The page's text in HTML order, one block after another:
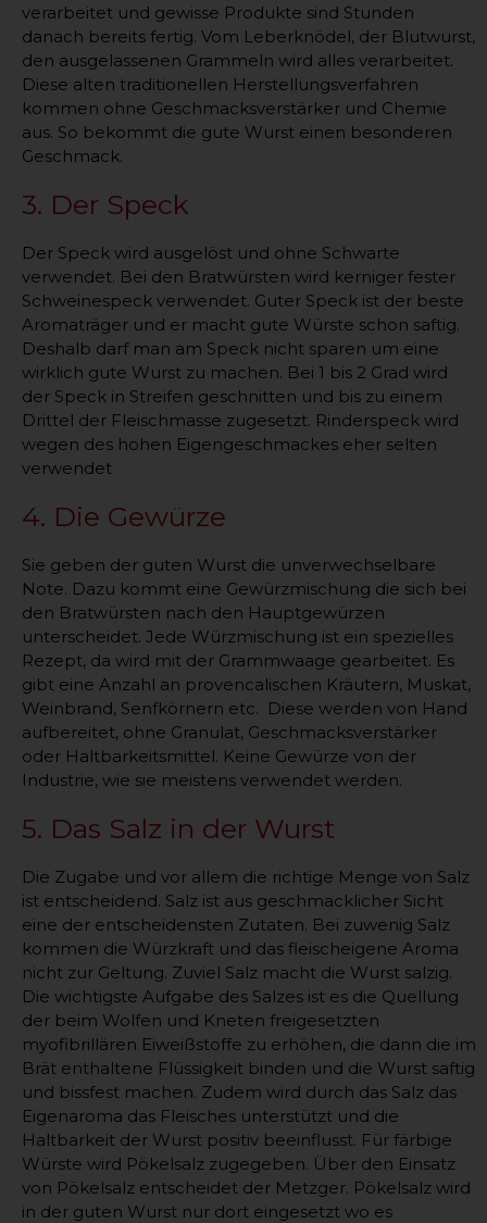
verarbeitet und gewisse Produkte sind Stunden
danach bereits fertig. Vom Leberknödel, der Blutwurst,
den ausgelassenen Grammeln wird alles verarbeitet.
Diese alten traditionellen Herstellungsverfahren
kommen ohne Geschmacksverstärker und Chemie
aus. So bekommt die gute Wurst einen besonderen
Geschmack.
3. Der Speck
Der Speck wird ausgelöst und ohne Schwarte
verwendet. Bei den Bratwürsten wird kerniger fester
Schweinespeck verwendet. Guter Speck ist der beste
Aromaträger und er macht gute Würste schon saftig.
Deshalb darf man am Speck nicht sparen um eine
wirklich gute Wurst zu machen. Bei 1 bis 2 Grad wird
der Speck in Streifen geschnitten und bis zu einem
Drittel der Fleischmasse zugesetzt. Rinderspeck wird
wegen des hohen Eigengeschmackes eher selten
verwendet
4. Die Gewürze
Sie geben der guten Wurst die unverwechselbare
Note. Dazu kommt eine Gewürzmischung die sich bei
den Bratwürsten nach den Hauptgewürzen
unterscheidet. Jede Würzmischung ist ein spezielles
Rezept, da wird mit der Grammwaage gearbeitet. Es
gibt eine Anzahl an provencalischen Kräutern, Muskat,
Weinbrand, Senfkörnern etc. Diese werden von Hand
aufbereitet, ohne Granulat, Geschmacksverstärker
oder Haltbarkeitsmittel. Keine Gewürze von der
Industrie, wie sie meistens verwendet werden.
5. Das Salz in der Wurst
Die Zugabe und vor allem die richtige Menge von Salz
ist entscheidend. Salz ist aus geschmacklicher Sicht
eine der entscheidensten Zutaten. Bei zuwenig Salz
kommen die Würzkraft und das fleischeigene Aroma
nicht zur Geltung. Zuviel Salz macht die Wurst salzig.
Die wichtigste Aufgabe des Salzes ist es die Quellung
der beim Wolfen und Kneten freigesetzten
myofibrillären Eiweißstoffe zu erhöhen, die dann die im
Brät enthaltene Flüssigkeit binden und die Wurst saftig
und bissfest machen. Zudem wird durch das Salz das
Eigenaroma das Fleisches unterstützt und die
Haltbarkeit der Wurst positiv beeinflusst. Für färbige
Würste wird Pökelsalz zugegeben. Über den Einsatz
von Pökelsalz entscheidet der Metzger. Pökelsalz wird
in der guten Wurst nur dort eingesetzt wo es